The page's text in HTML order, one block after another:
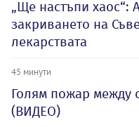
„Ще настъпи
закриването на
лекарствата
45 минути
Голям пожар между
(ВИДЕО)